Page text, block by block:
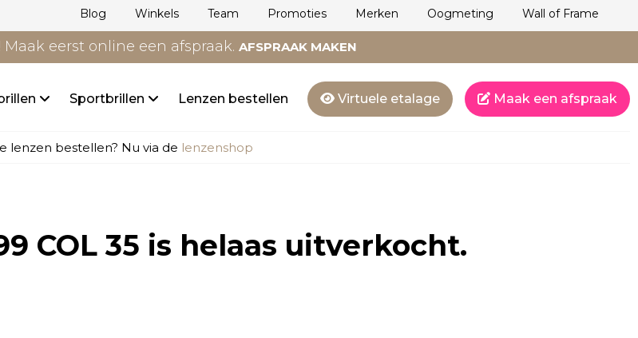
Blog Winkels Team Promoties Merken Oogmeting Wall of Frame
eerst online een afspraak. AFSPRAAK MAKEN
Sportbrillen Lenzen bestellen Virtuele etalage Maak een afspraak
lenzen bestellen? Nu via de lenzenshop
COL 35 is helaas uitverkocht.